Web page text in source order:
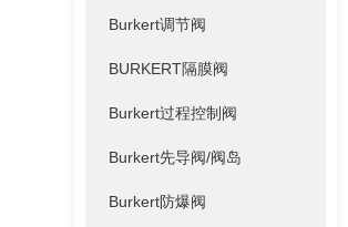
Burkert调节阀
BURKERT隔膜阀
Burkert过程控制阀
Burkert先导阀/阀岛
Burkert防爆阀